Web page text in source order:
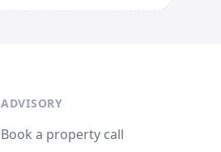
ADVISORY
Book a property call